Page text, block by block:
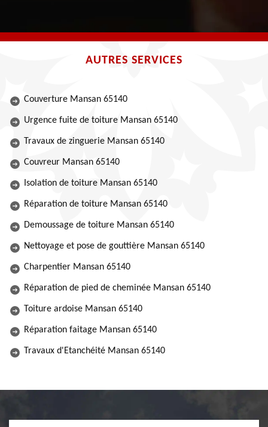
AUTRES SERVICES
Couverture Mansan 65140
Urgence fuite de toiture Mansan 65140
Travaux de zinguerie Mansan 65140
Couvreur Mansan 65140
Isolation de toiture Mansan 65140
Réparation de toiture Mansan 65140
Demoussage de toiture Mansan 65140
Nettoyage et pose de gouttière Mansan 65140
Charpentier Mansan 65140
Réparation de pied de cheminée Mansan 65140
Toiture ardoise Mansan 65140
Réparation faitage Mansan 65140
Travaux d'Etanchéité Mansan 65140